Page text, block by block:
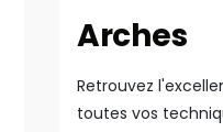
Arches
Retrouvez
toutes vos